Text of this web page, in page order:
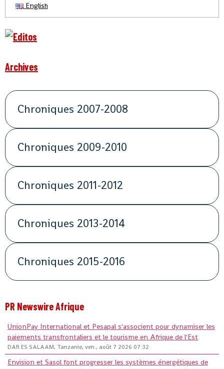
English
Archives
Chroniques 2007-2008
Chroniques 2009-2010
Chroniques 2011-2012
Chroniques 2013-2014
Chroniques 2015-2016
PR Newswire Afrique
UnionPay International et Pesapal s'associent pour dynamiser les
paiements transfrontaliers et le tourisme en Afrique de l'Est
DAR ES SALAAM, Tanzanie, ven., août 7 2026 07:32
Envision et Sasol font progresser les systèmes énergétiques de